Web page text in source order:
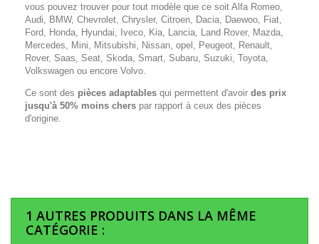
vous pouvez trouver pour tout modèle que ce soit Alfa Romeo,
Audi, BMW, Chevrolet, Chrysler, Citroen, Dacia, Daewoo, Fiat,
Ford, Honda, Hyundai, Iveco, Kia, Lancia, Land Rover, Mazda,
Mercedes, Mini, Mitsubishi, Nissan, opel, Peugeot, Renault,
Rover, Saas, Seat, Skoda, Smart, Subaru, Suzuki, Toyota,
Volkswagen ou encore Volvo.
Ce sont des pièces adaptables qui permettent d'avoir des prix
jusqu'à 50% moins chers par rapport à ceux des pièces
d'origine.
1 AUTRES PRODUITS DANS LA MÊME
CATÉGORIE :